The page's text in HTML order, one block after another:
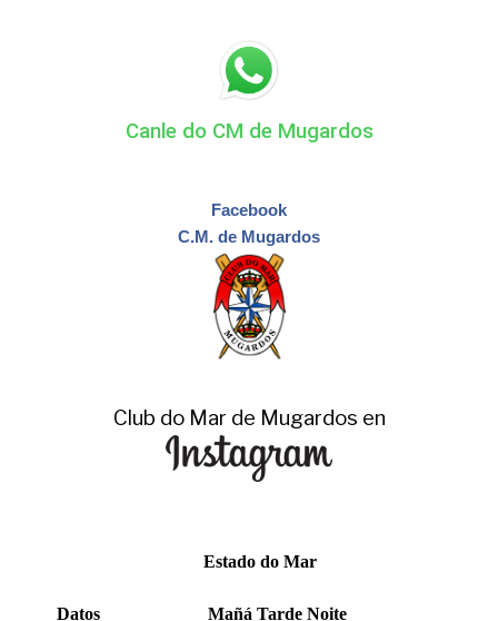
Canle do CM de Mugardos
Facebook
C.M. de Mugardos
Club do Mar de Mugardos en